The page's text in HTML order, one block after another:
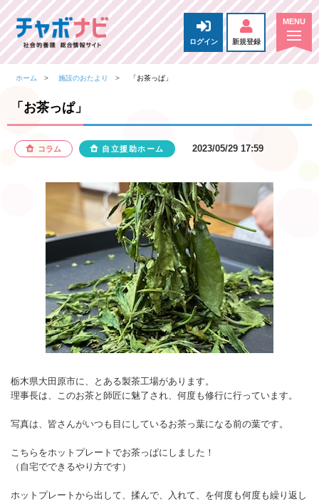
ログイン 新規登録
ホーム 施設のおたより 「お茶っぱ」
「お茶っぱ」
コラム 自立援助ホーム 2023/05/29 17:59
栃木県大田原市に、とある製茶工場があります。
理事長は、このお茶と師匠に魅了され、何度も修行に行っています。
写真は、皆さんがいつも目にしているお茶っ葉になる前の葉です。
こちらをホットプレートでお茶っぱにしました！
（自宅でできるやり方です）
ホットプレートから出して、揉んで、入れて、を何度も何度も繰り返し